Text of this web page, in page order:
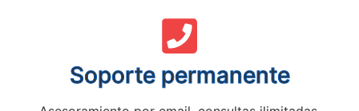
Soporte permanente